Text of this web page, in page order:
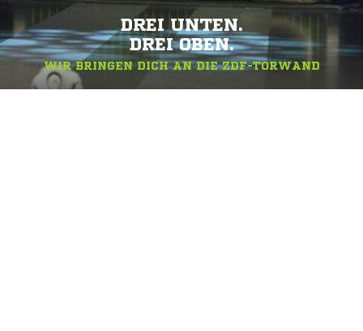
DREI UNTEN.
DREI OBEN.
WIR BRINGEN DICH AN DIE ZDF-TORWAND